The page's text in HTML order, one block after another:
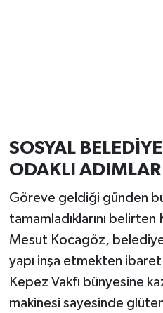
SOSYAL
ODAKLI ADIMLAR
Göreve geldiği günden bu
tamamladıklarını
Mesut Kocagöz,
yapı inşa etmekten ibaret
Kepez Vakfı bünyesine
makinesi sayesinde